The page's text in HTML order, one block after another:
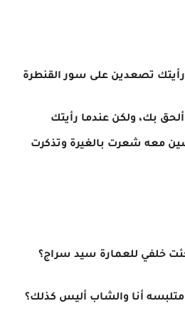
تصعدين على سور القنطرة
بك، ولكن عندما رأيتك
معه شعرت بالغيرة وتذكرت
خلفي للعمارة سيد سراج؟
أنا والشاب أليس كذلك؟